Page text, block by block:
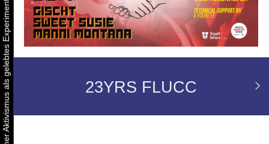
23YRS FLUCC